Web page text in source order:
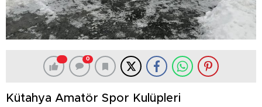
0
Kütahya Amatör Spor Kulüpleri